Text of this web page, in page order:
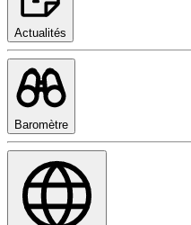
Actualités
Baromètre